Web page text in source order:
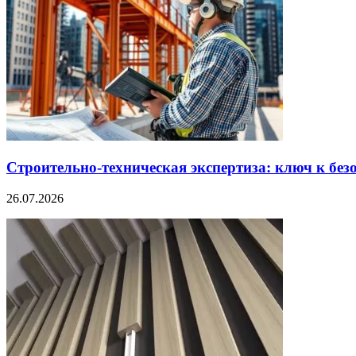
Строительно‑техническая экспертиза: ключ к
26.07.2026